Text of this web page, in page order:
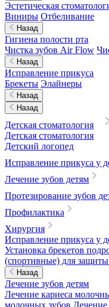
Эстетическая
Виниры Отбеливание
Назад
Гигиена полости рта
Чистка зубов Air Flow
Назад
Исправление прикуса
Брекеты Элайнеры
Назад
Назад
Детская стоматология
Детская стоматология
Детский логопед
Исправление прикуса у
Лечение зубов детям
Протезирование зубов
Профилактика
Хирургия
Исправление прикуса у
Установка брекетов
(спортивные) для защиты
Назад
Лечение зубов детям
Лечение кариеса
молочных зубов Лечение